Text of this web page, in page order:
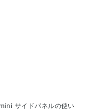
サイドパネルの使い